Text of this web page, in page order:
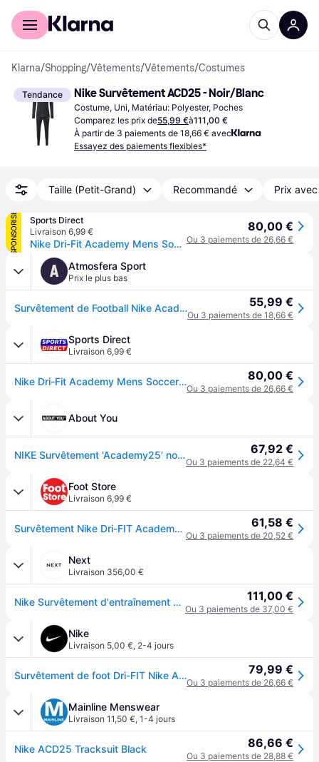
Acheter avec Klarna
Klarna/Shopping/Vêtements/Vêtements/Costumes
Tendance Nike Survêtement ACD25 - Noir/Blanc
Costume, Uni, Matériau: Polyester, Poches
Comparez les prix de55,99 €à111,00 €
À partir de 3 paiements de 18,66 € avec
Essayez des paiements flexibles*
Taille (Petit-Grand) Recommandé Prix
SPONSORISÉ
Sports Direct
Livraison 6,99 €
Nike Dri-Fit Academy Mens Soccer Tracksuit - Noir/Blanc
80,00 €
Ou 3 paiements de 26,66 €
A Atmosfera Sport
Prix le plus bas
Survêtement de Football Nike Academy Dri-Fit Soccer Tracksuit Homme Noir/Gris 55,99 €
Ou 3 paiements de 18,66 €
Sports Direct
Livraison 6,99 €
Nike Dri-Fit Academy Mens Soccer Tracksuit - Noir/Blanc 80,00 €
Ou 3 paiements de 26,66 €
About You
NIKE Survêtement 'Academy25' noir / blanc 67,92 €
Ou 3 paiements de 22,64 €
Foot Store
Livraison 6,99 €
Survêtement Nike Dri-FIT Academy - Noir 61,58 €
Ou 3 paiements de 20,52 €
Next
Livraison 356,00 €
Nike Survêtement d'entraînement Nike Academy Dri-FIT 111,00 €
Ou 3 paiements de 37,00 €
Nike
Livraison 5,00 €, 2-4 jours
Survêtement de foot Dri-FIT Nike Academy pour homme - Noir 79,99 €
Ou 3 paiements de 26,66 €
Mainline Menswear
Livraison 11,50 €, 1-4 jours
Nike ACD25 Tracksuit Black 86,66 €
Ou 3 paiements de 28,88 €